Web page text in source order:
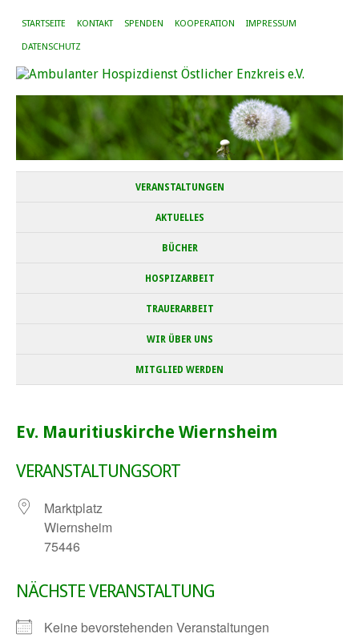
STARTSEITE KONTAKT SPENDEN KOOPERATION IMPRESSUM
DATENSCHUTZ
VERANSTALTUNGEN
AKTUELLES
BÜCHER
HOSPIZARBEIT
TRAUERARBEIT
WIR ÜBER UNS
MITGLIED WERDEN
Ev. Mauritiuskirche Wiernsheim
VERANSTALTUNGSORT
Marktplatz
Wiernsheim
75446
NÄCHSTE VERANSTALTUNG
Keine bevorstehenden Veranstaltungen